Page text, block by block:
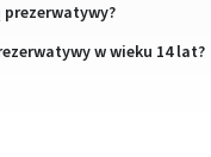
w wieku 14 lat?